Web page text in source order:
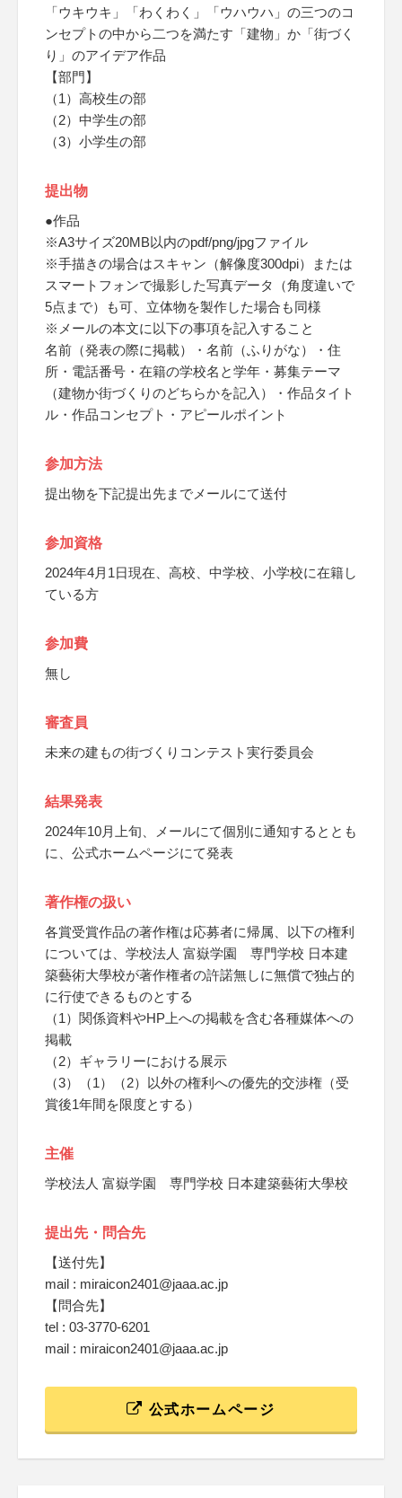
「ウキウキ」「わくわく」「ウハウハ」の三つのコ
ンセプトの中から二つを満たす「建物」か「街づく
り」のアイデア作品
【部門】
（1）高校生の部
（2）中学生の部
（3）小学生の部
提出物
●作品
※A3サイズ20MB以内のpdf/png/jpgファイル
※手描きの場合はスキャン（解像度300dpi）または
スマートフォンで撮影した写真データ（角度違いで
5点まで）も可、立体物を製作した場合も同様
※メールの本文に以下の事項を記入すること
名前（発表の際に掲載）・名前（ふりがな）・住
所・電話番号・在籍の学校名と学年・募集テーマ
（建物か街づくりのどちらかを記入）・作品タイト
ル・作品コンセプト・アピールポイント
参加方法
提出物を下記提出先までメールにて送付
参加資格
2024年4月1日現在、高校、中学校、小学校に在籍し
ている方
参加費
無し
審査員
未来の建もの街づくりコンテスト実行委員会
結果発表
2024年10月上旬、メールにて個別に通知するととも
に、公式ホームページにて発表
著作権の扱い
各賞受賞作品の著作権は応募者に帰属、以下の権利
については、学校法人 富嶽学園 専門学校 日本建
築藝術大學校が著作権者の許諾無しに無償で独占的
に行使できるものとする
（1）関係資料やHP上への掲載を含む各種媒体への
掲載
（2）ギャラリーにおける展示
（3）（1）（2）以外の権利への優先的交渉権（受
賞後1年間を限度とする）
主催
学校法人 富嶽学園 専門学校 日本建築藝術大學校
提出先・問合先
【送付先】
mail : miraicon2401@jaaa.ac.jp
【問合先】
tel : 03-3770-6201
mail : miraicon2401@jaaa.ac.jp
公式ホームページ